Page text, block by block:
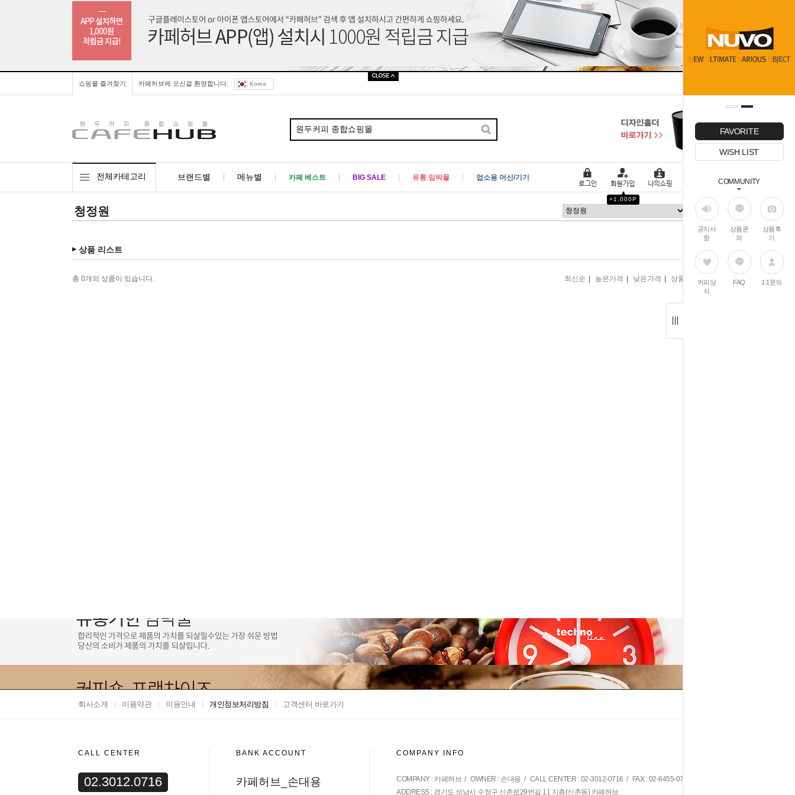
FAVORITE
WISH LIST
COMMUNITY
공지사
항
상품문
의
상품후
기
커피상
식
FAQ 1:1문의
쇼핑몰 즐겨찾기 카페허브에 오신걸 환영합니다. Korea
전체카테고리 브랜드별 메뉴별 카페 베스트 BIG SALE 유통 임박몰 업소용 머신/기기
▲
+1,000P
청정원 이동 >
▶상품 리스트
총 0개의 상품이 있습니다. 최신순 높은가격 낮은가격 상품명 인기순
회사소개 이용약관 이용안내 개인정보처리방침 고객센터 바로가기
CALL CENTER
02.3012.0716
BANK ACCOUNT
카페허브_손대용
COMPANY INFO
COMPANY : 카페허브 / OWNER : 손대용 / CALL CENTER : 02-3012-0716 / FAX : 02-6455-0716
ADDRESS : 경기도 성남시 수정구 신촌로29번길 11 지층(신촌동) 카페허브